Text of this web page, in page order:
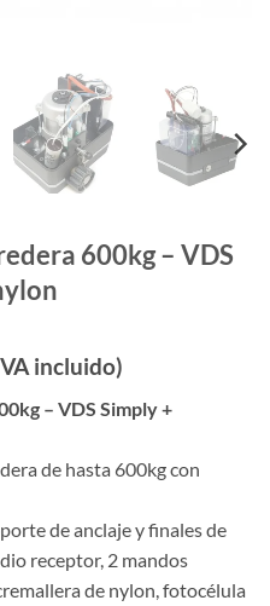
600kg – VDS
€.
incluido)
– VDS Simply +
de hasta 600kg con
de anclaje y finales de
receptor, 2 mandos
de nylon, fotocélula